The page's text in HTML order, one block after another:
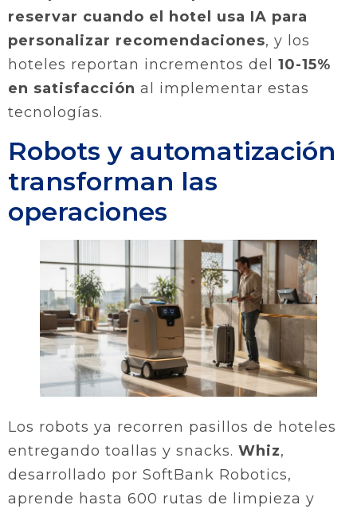
reservar cuando el hotel usa IA para
personalizar recomendaciones, y los
hoteles reportan incrementos del 10-15%
en satisfacción al implementar estas
tecnologías.
Robots y automatización
transforman las
operaciones
Los robots ya recorren pasillos de hoteles
entregando toallas y snacks. Whiz,
desarrollado por SoftBank Robotics,
aprende hasta 600 rutas de limpieza y